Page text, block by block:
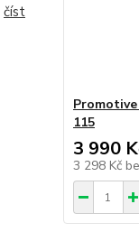
číst
115
3 990
3 298 Kč